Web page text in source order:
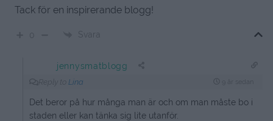
Tack för en inspirerande blogg!
Svara
jennysmatblogg
Lina
Det beror på hur många man är och om man måste bo i
staden eller kan tänka sig lite utanför.